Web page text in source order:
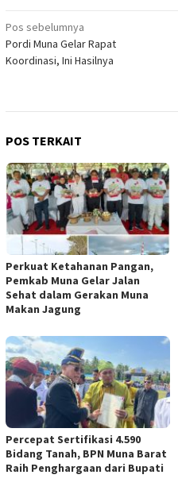
Navigasi
pos
Pos sebelumnya
Pordi Muna Gelar Rapat
Koordinasi, Ini Hasilnya
POS TERKAIT
Perkuat Ketahanan Pangan,
Pemkab Muna Gelar Jalan
Sehat dalam Gerakan Muna
Makan Jagung
Percepat Sertifikasi 4.590
Bidang Tanah, BPN Muna Barat
Raih Penghargaan dari Bupati